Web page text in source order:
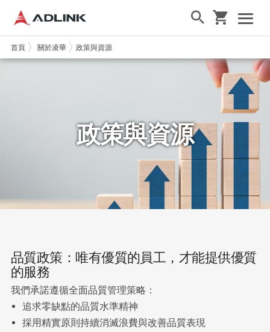
首頁 關於凌華 政策與資源
政策與資源
品質政策：唯有優質的員工，才能提供優質
的服務
我們承諾遵循全面品質管理策略：
追求零缺點的品質水準精神
採用精實原則持續消滅浪費與改善品質表現